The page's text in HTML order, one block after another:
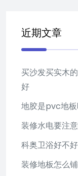
近期文章
买沙发买实木
好
地胶是pvc地
装修水电要注
科奥卫浴好不
装修地板怎么